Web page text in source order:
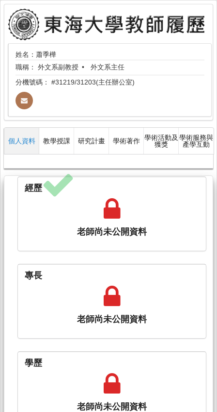
姓名：蕭季樺
職稱： 外文系副教授
外文系主任
分機號碼： #31219/31203(主任辦公室)
個人資料 教學授課 研究計畫 學術著作 學術活動及
獲獎
學術服務與
產學互動
經歷
老師尚未公開資料
專長
老師尚未公開資料
學歷
老師尚未公開資料